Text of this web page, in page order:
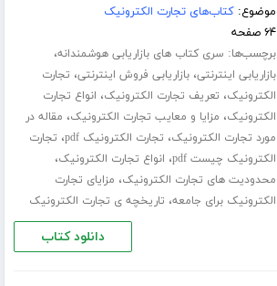
موضوع:کتاب‌های تجارت الکترونیک
۶۴ صفحه
برچسب‌ها: سری کتاب های بازاریابی هوشمندانه،
بازاریابی اینترنتی،بازاریابی فروش اینترنتی، تجارت
الکترونیک، تعریف تجارت الکترونیک، انواع تجارت
الکترونیک، مزایا و معایب تجارت الکترونیک، مقاله در
مورد تجارت الکترونیک، تجارت الکترونیک pdf ، تجارت
الکترونیک چیست pdf
، انواع تجارت الکترونیک،
محدودیت های تجارت الکترونیک، مزایای تجارت
الکترونیک برای جامعه، تاریخچه ی تجارت الکترونیک
دانلود کتاب